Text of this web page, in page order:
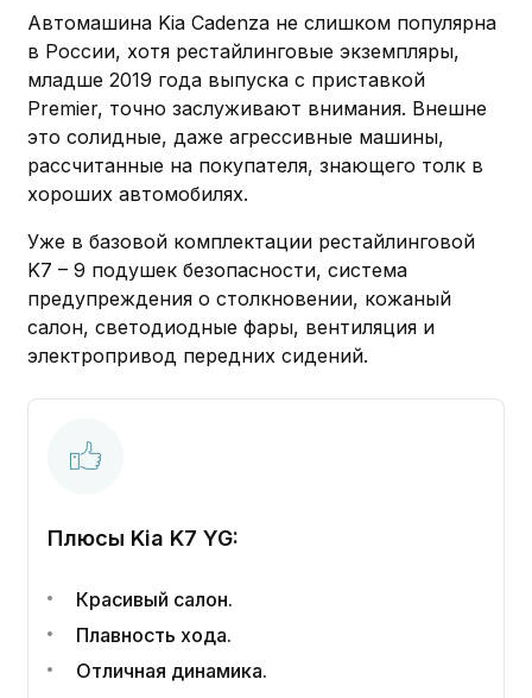
Автомашина Kia Cadenza не слишком популярна
в России, хотя рестайлинговые экземпляры,
младше 2019 года выпуска с приставкой
Premier, точно заслуживают внимания. Внешне
это солидные, даже агрессивные машины,
рассчитанные на покупателя, знающего толк в
хороших автомобилях.
Уже в базовой комплектации рестайлинговой
K7 – 9 подушек безопасности, система
предупреждения о столкновении, кожаный
салон, светодиодные фары, вентиляция и
электропривод передних сидений.
Плюсы Kia K7 YG:
Красивый салон.
Плавность хода.
Отличная динамика.